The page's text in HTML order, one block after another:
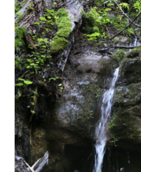
+371 25 486 793